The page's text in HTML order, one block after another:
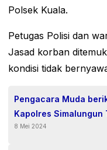
Polsek Kuala.
Petugas Polisi dan
Jasad korban
kondisi tidak
Pengacara Muda
Kapolres Simalungun
Amankan 3 diduga
8 Mei 2024